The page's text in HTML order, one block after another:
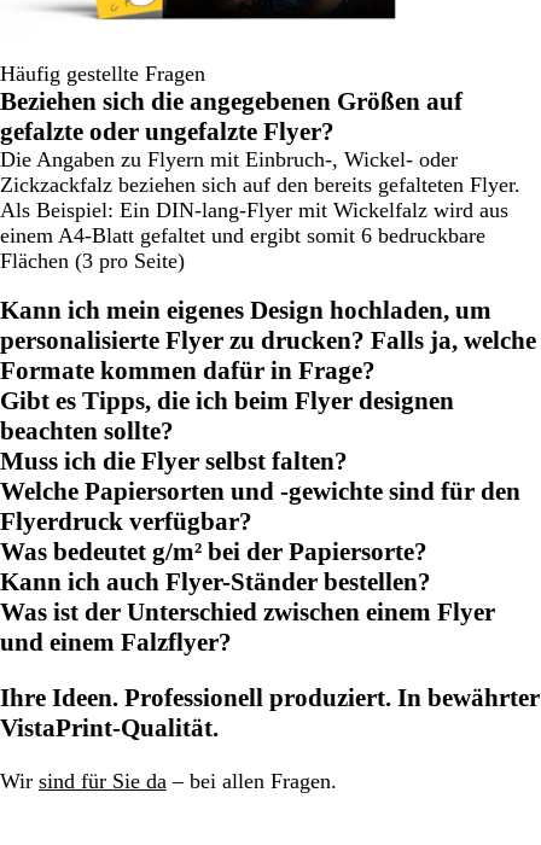
Häufig gestellte Fragen
Beziehen sich die angegebenen Größen auf
gefalzte oder ungefalzte Flyer?
Die Angaben zu Flyern mit Einbruch-, Wickel- oder
Zickzackfalz beziehen sich auf den bereits gefalteten Flyer.
Als Beispiel: Ein DIN-lang-Flyer mit Wickelfalz wird aus
einem A4-Blatt gefaltet und ergibt somit 6 bedruckbare
Flächen (3 pro Seite)
Kann ich mein eigenes Design hochladen, um
personalisierte Flyer zu drucken? Falls ja, welche
Formate kommen dafür in Frage?
Gibt es Tipps, die ich beim Flyer designen
beachten sollte?
Muss ich die Flyer selbst falten?
Welche Papiersorten und -gewichte sind für den
Flyerdruck verfügbar?
Was bedeutet g/m² bei der Papiersorte?
Kann ich auch Flyer-Ständer bestellen?
Was ist der Unterschied zwischen einem Flyer
und einem Falzflyer?
Ihre Ideen. Professionell produziert. In bewährter
VistaPrint-Qualität.
Wir sind für Sie da – bei allen Fragen.